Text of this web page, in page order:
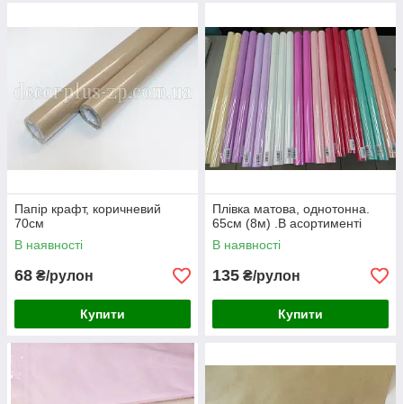
Папір крафт, коричневий
70см
В наявності
68 ₴/рулон
Купити
Плівка матова, однотонна.
65см (8м) .В асортименті
В наявності
135 ₴/рулон
Купити